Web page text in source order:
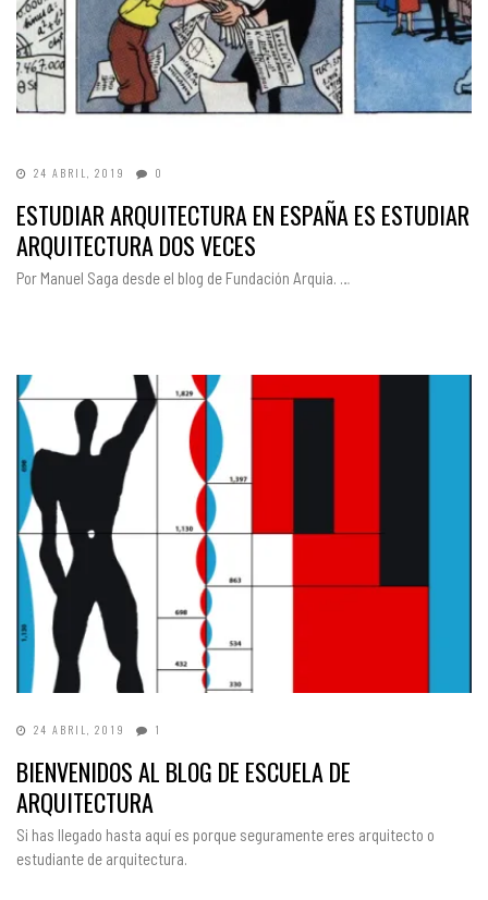
24 ABRIL, 2019 0
ESTUDIAR ARQUITECTURA EN ESPAÑA ES ESTUDIAR
ARQUITECTURA DOS VECES
Por Manuel Saga desde el blog de Fundación Arquia. …
24 ABRIL, 2019 1
BIENVENIDOS AL BLOG DE ESCUELA DE
ARQUITECTURA
Si has llegado hasta aquí es porque seguramente eres arquitecto o
estudiante de arquitectura.